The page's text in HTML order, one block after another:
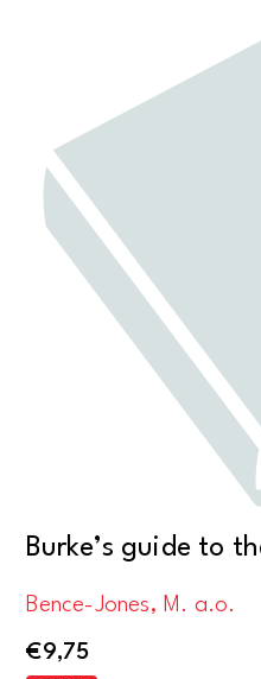
Burke’s guide to
Bence-Jones, M. a.o.
€9,75